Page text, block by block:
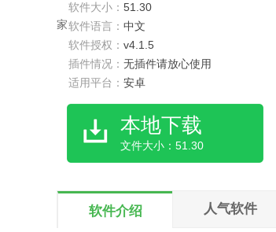
软件大小： 51.30
软件语言： 中文
软件授权： v4.1.5
插件情况： 无插件请放心使用
适用平台： 安卓
本地下载
文件大小：51.30
软件介绍 人气软件